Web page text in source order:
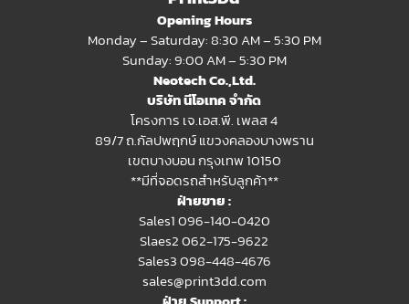
Opening Hours
Monday – Saturday: 8:30 AM – 5:30 PM
Sunday: 9:00 AM – 5:30 PM
Neotech Co.,Ltd.
บริษัท นีโอเทค จำกัด
โครงการ เจ.เอส.พี. เพลส 4
89/7 ถ.กัลปพฤกษ์ แขวงคลองบางพราน
เขตบางบอน กรุงเทพ 10150
**มีที่จอดรถสำหรับลูกค้า**
ฝ่ายขาย :
Sales1 096-140-0420
Slaes2062-175-9622
Sales3 098-448-4676
sales@print3dd.com